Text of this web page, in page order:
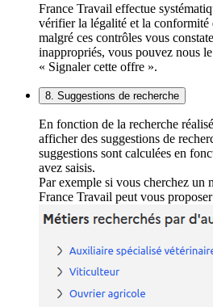
France Travail effectue
vérifier la légalité et la conformité
malgré ces contrôles vous
inappropriés, vous pouvez nous
« Signaler cette offre ».
8. Suggestions de recherche
En fonction de la recherche
afficher des suggestions de
suggestions sont calculées en
avez saisis.
Par exemple si vous cherchez un
France Travail peut vous